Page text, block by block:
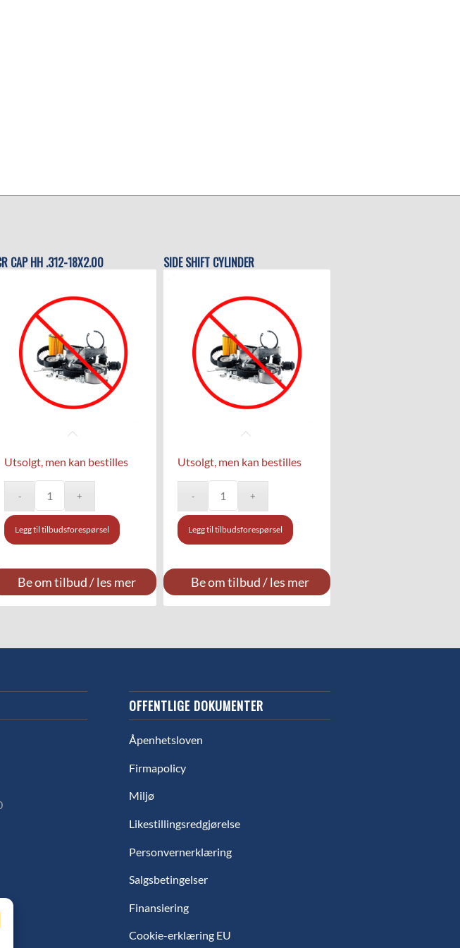
CAP HH .312-18X2.00
Utsolgt, men kan bestilles
Legg til tilbudsforespørsel
Be om tilbud / les mer
SIDE SHIFT CYLINDER
Utsolgt, men kan bestilles
Legg til tilbudsforespørsel
Be om tilbud / les mer
OFFENTLIGE DOKUMENTER
Åpenhetsloven
Firmapolicy
Miljø
Likestillingsredgjørelse
Personvernerklæring
Salgsbetingelser
Finansiering
Cookie-erklæring EU